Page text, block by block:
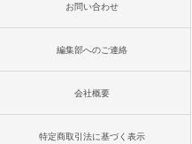
お問い合わせ
編集部へのご連絡
会社概要
特定商取引法に基づく表示